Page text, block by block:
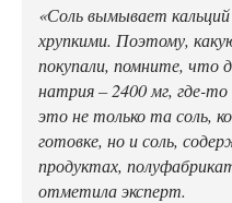
«Соль вымывает кальций
хрупкими. Поэтому,
покупали, помните, что
натрия – 2400 мг, где-
это не только та соль,
готовке, но и соль,
продуктах,
отметила эксперт.